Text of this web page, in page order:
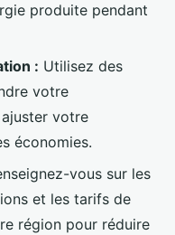
produite pendant
: Utilisez des
votre
votre
économies.
vous sur les
et les tarifs de
région pour réduire